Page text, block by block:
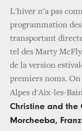
L'hiver n'a pas
programmation
transportant
tel des Marty
de la version
premiers noms.
Alpes d'Aix-les-
Christine and the
Morcheeba,